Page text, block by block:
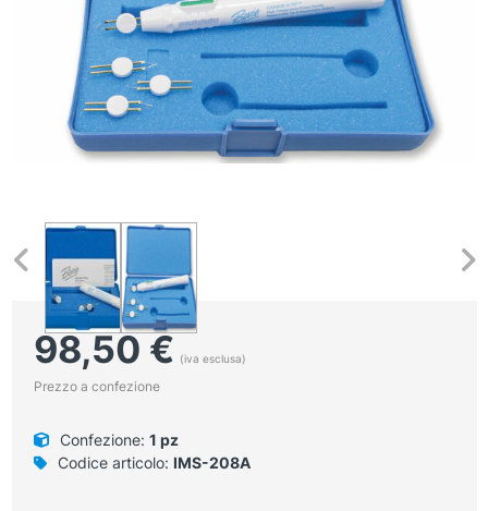
98,50€ (iva esclusa)
Prezzo a confezione
Confezione: 1 pz
Codice articolo: IMS-208A